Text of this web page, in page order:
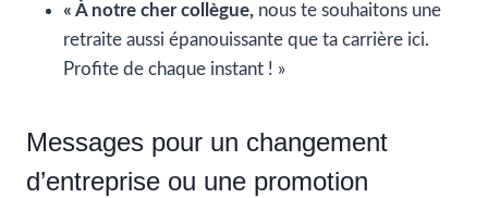
« À notre cher collègue, nous te souhaitons une
retraite aussi épanouissante que ta carrière ici.
Profite de chaque instant ! »
Messages pour un changement
d’entreprise ou une promotion